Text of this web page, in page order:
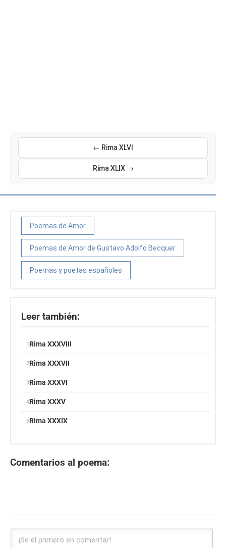
← Rima XLVI
Rima XLIX →
Poemas de Amor
Poemas de Amor de Gustavo Adolfo Becquer
Poemas y poetas españoles
Leer también:
Rima XXXVIII
Rima XXXVII
Rima XXXVI
Rima XXXV
Rima XXXIX
Comentarios al poema: